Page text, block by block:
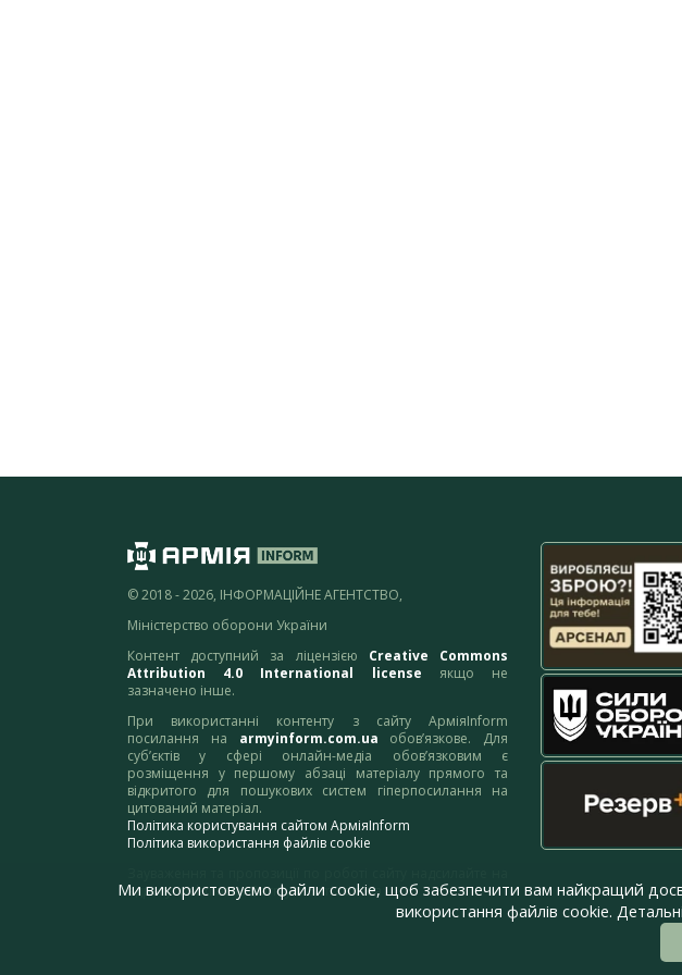
© 2018 - 2026, ІНФОРМАЦІЙНЕ АГЕНТСТВО,
Міністерство оборони України
Контент доступний за ліцензією Creative Commons
Attribution 4.0 International license якщо не
зазначено інше.
При використанні контенту з сайту АрміяInform
посилання на armyinform.com.ua обов’язкове. Для
суб’єктів у сфері онлайн-медіа обов’язковим є
розміщення у першому абзаці матеріалу прямого та
відкритого для пошукових систем гіперпосилання на
цитований матеріал.
Політика користування сайтом АрміяInform
Політика використання файлів cookie
адресу:webmaster@armyinform.com.ua
Ми використовуємо файли cookie, щоб забезпечити вам найкращий
використання файлів cookie.